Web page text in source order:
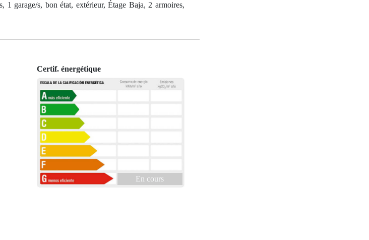
1 garage/s, bon état, extérieur, Étage Baja, 2 armoires,
Certif. énergétique
En cours